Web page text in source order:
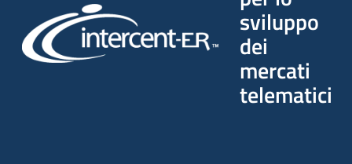
sviluppo
dei
mercati
telematici